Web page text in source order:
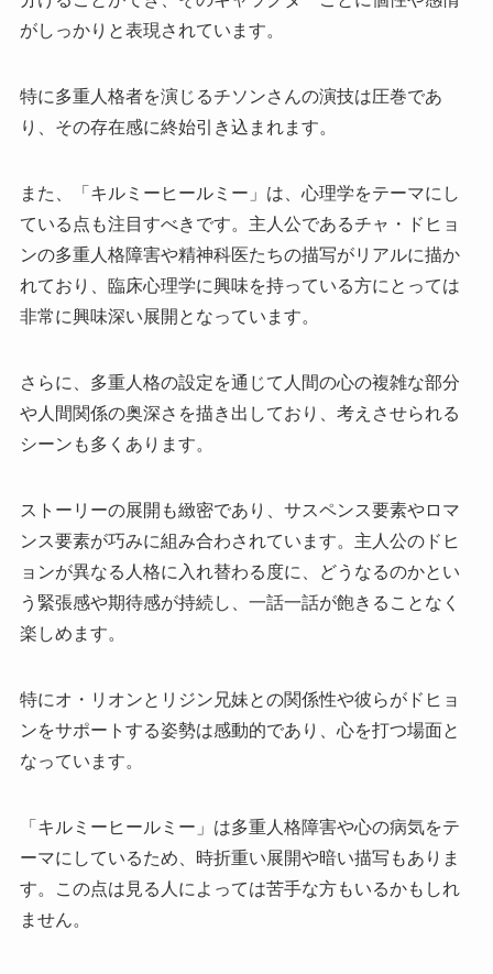
がしっかりと表現されています。
特に多重人格者を演じるチソンさんの演技は圧巻であ
り、その存在感に終始引き込まれます。
また、「キルミーヒールミー」は、心理学をテーマにし
ている点も注目すべきです。主人公であるチャ・ドヒョ
ンの多重人格障害や精神科医たちの描写がリアルに描か
れており、臨床心理学に興味を持っている方にとっては
非常に興味深い展開となっています。
さらに、多重人格の設定を通じて人間の心の複雑な部分
や人間関係の奥深さを描き出しており、考えさせられる
シーンも多くあります。
ストーリーの展開も緻密であり、サスペンス要素やロマ
ンス要素が巧みに組み合わされています。主人公のドヒ
ョンが異なる人格に入れ替わる度に、どうなるのかとい
う緊張感や期待感が持続し、一話一話が飽きることなく
楽しめます。
特にオ・リオンとリジン兄妹との関係性や彼らがドヒョ
ンをサポートする姿勢は感動的であり、心を打つ場面と
なっています。
「キルミーヒールミー」は多重人格障害や心の病気をテ
ーマにしているため、時折重い展開や暗い描写もありま
す。この点は見る人によっては苦手な方もいるかもしれ
ません。